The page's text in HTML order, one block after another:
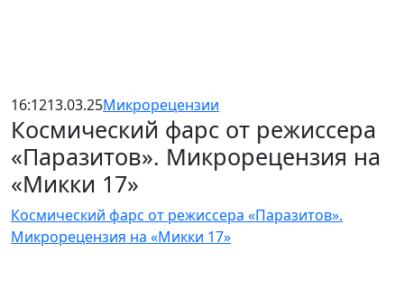
16:1213.03.25Микрорецензии
Космический фарс от режиссера
«Паразитов». Микрорецензия на
«Микки 17»
Космический фарс от режиссера «Паразитов».
Микрорецензия на «Микки 17»